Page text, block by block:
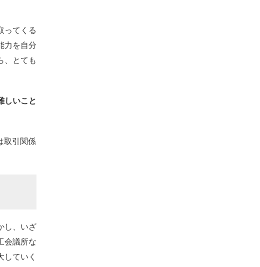
ってくる
力を自分
、とても
しいこと
取引関係
し、いざ
会議所な
ていく